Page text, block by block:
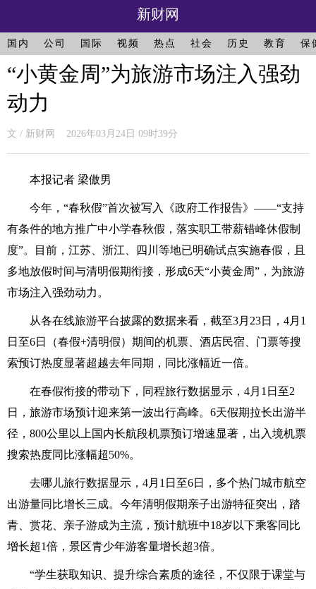
新财网
国内 公司 国际 视频 热点 社会 历史 教育 保
“小黄金周”为旅游市场注入强劲
动力
文 / 新财网 2026年03月24日 09时39分
本报记者 梁傲男
今年，“春秋假”首次被写入《政府工作报告》——“支持
有条件的地方推广中小学春秋假，落实职工带薪错峰休假制
度”。目前，江苏、浙江、四川等地已明确试点实施春假，且
多地放假时间与清明假期衔接，形成6天“小黄金周”，为旅游
市场注入强劲动力。
从各在线旅游平台披露的数据来看，截至3月23日，4月1
日至6日（春假+清明假）期间的机票、酒店民宿、门票等搜
索预订热度显著超越去年同期，同比涨幅近一倍。
在春假衔接的带动下，同程旅行数据显示，4月1日至2
日，旅游市场预计迎来第一波出行高峰。6天假期拉长出游半
径，800公里以上国内长航段机票预订增速显著，出入境机票
搜索热度同比涨幅超50%。
去哪儿旅行数据显示，4月1日至6日，多个热门城市航空
出游量同比增长三成。今年清明假期亲子出游特征突出，踏
青、赏花、亲子游成为主流，预计航班中18岁以下乘客同比
增长超1倍，景区青少年游客量增长超3倍。
“学生获取知识、提升综合素质的途径，不仅限于课堂与